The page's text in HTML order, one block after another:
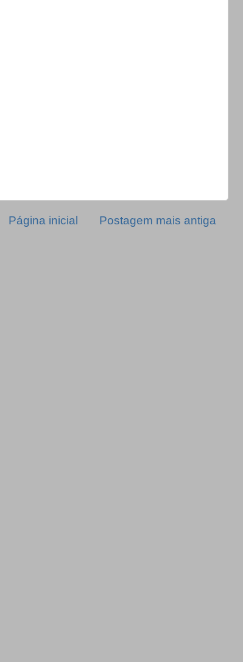
Postagem mais antiga
Página inicial